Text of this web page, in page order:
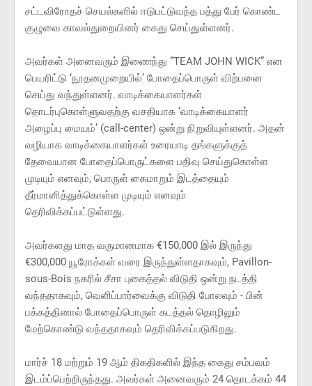
சட்டவிரோதச் செயல்களில் ஈடுபட்டுவந்த பத்து பேர் கொண்ட
குழுவை காவல்துறையினர் கைது செய்துள்ளனர்.
அவர்கள் அனைவரும் இணைந்து ”TEAM JOHN WICK” என
பெயரிட்டு ‘நூதனமுறையில்’ போதைப்பொருள் விற்பனை
செய்து வந்துள்ளனர். வாடிக்கையாளர்கள்
தொடர்புகொள்ளுவதற்கு வசதியாக ‘வாடிக்கையாளர்
அழைப்பு மையம்’ (call-center) ஒன்று நிறுவியுள்ளனர். அதன்
வழியாக வாடிக்கையாளர்கள் உரையாடி தங்களுக்குத்
தேவையான போதைப்பொருட்களை பதிவு செய்துகொள்ள
முடியும் எனவும், பொருள் கைமாறும் இடத்தையும்
தீர்மானித்துக்கொள்ள முடியும் எனவும்
தெரிவிக்கப்பட்டுள்ளது.
அவர்களது மாத வருமானமாக €150,000 இல் இருந்து
€300,000 யூரோக்கள் வரை இருந்துள்ளதாகவும், Pavillon-
sous-Bois நகரில் சீசா புகைத்தல் விடுதி ஒன்று நடத்தி
வந்ததாகவும், வெளிப்பார்வைக்கு விடுதி போலவும் - பின்
பக்கத்தினால் போதைப்பொருள் கடத்தல் தொழிலும்
மேற்கொண்டு வந்ததாகவும் தெரிவிக்கப்படுகிறது.
மார்ச் 18 மற்றும் 19 ஆம் திகதிகளில் இந்த கைது சம்பவம்
இடம்ப்பெற்றிருந்தது. அவர்கள் அனைவரும் 24 தொடக்கம் 44